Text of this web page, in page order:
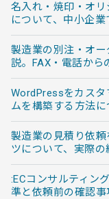
名入れ・焼印・オ
について、中小企
製造業の別注・オ
説。FAX・電話から
WordPressをカス
ムを構築する方法
製造業の見積り依
ツについて、実際
:ECコンサルティン
準と依頼前の確認事